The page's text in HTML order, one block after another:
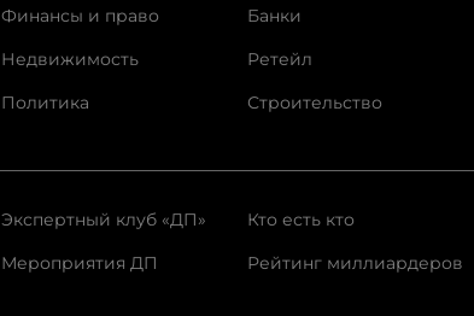
Финансы и право
Недвижимость
Политика
Банки
Ретейл
Строительство
Экспертный клуб «ДП»
Мероприятия ДП
Кто есть кто
Рейтинг миллиардеров